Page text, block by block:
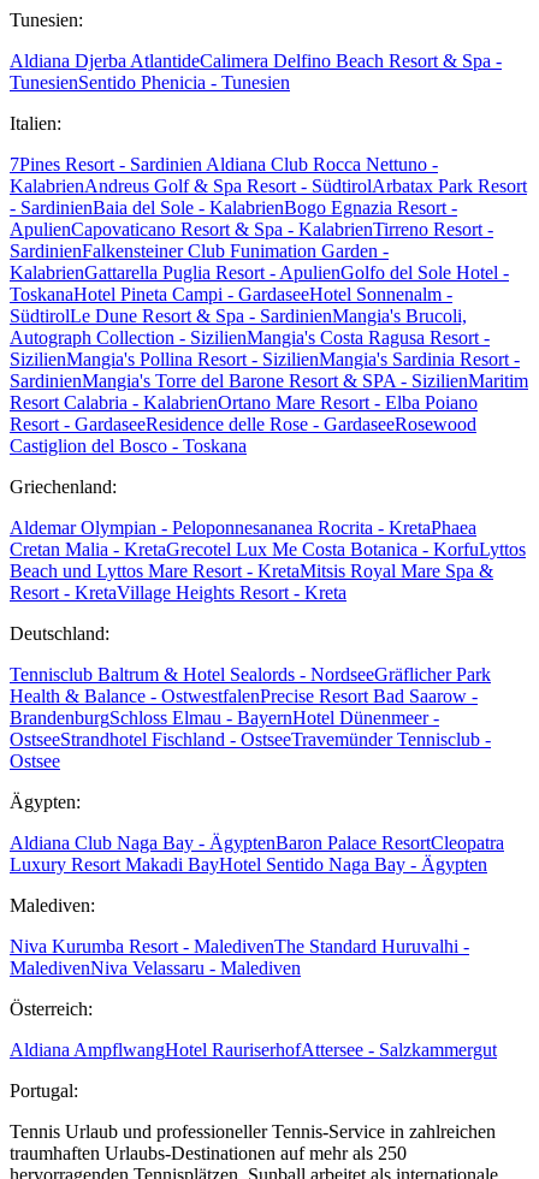
Tunesien:
Aldiana Djerba AtlantideCalimera Delfino Beach Resort & Spa -
TunesienSentido Phenicia - Tunesien
Italien:
7Pines Resort - Sardinien Aldiana Club Rocca Nettuno -
KalabrienAndreus Golf & Spa Resort - SüdtirolArbatax Park Resort
- SardinienBaia del Sole - KalabrienBogo Egnazia Resort -
ApulienCapovaticano Resort & Spa - KalabrienTirreno Resort -
SardinienFalkensteiner Club Funimation Garden -
KalabrienGattarella Puglia Resort - ApulienGolfo del Sole Hotel -
ToskanaHotel Pineta Campi - GardaseeHotel Sonnenalm -
SüdtirolLe Dune Resort & Spa - SardinienMangia's Brucoli,
Autograph Collection - SizilienMangia's Costa Ragusa Resort -
SizilienMangia's Pollina Resort - SizilienMangia's Sardinia Resort -
SardinienMangia's Torre del Barone Resort & SPA - SizilienMaritim
Resort Calabria - KalabrienOrtano Mare Resort - Elba Poiano
Resort - GardaseeResidence delle Rose - GardaseeRosewood
Castiglion del Bosco - Toskana
Griechenland:
Aldemar Olympian - Peloponnesananea Rocrita - KretaPhaea
Cretan Malia - KretaGrecotel Lux Me Costa Botanica - KorfuLyttos
Beach und Lyttos Mare Resort - KretaMitsis Royal Mare Spa &
Resort - KretaVillage Heights Resort - Kreta
Deutschland:
Tennisclub Baltrum & Hotel Sealords - NordseeGräflicher Park
Health & Balance - OstwestfalenPrecise Resort Bad Saarow -
BrandenburgSchloss Elmau - BayernHotel Dünenmeer -
OstseeStrandhotel Fischland - OstseeTravemünder Tennisclub -
Ostsee
Ägypten:
Aldiana Club Naga Bay - ÄgyptenBaron Palace ResortCleopatra
Luxury Resort Makadi BayHotel Sentido Naga Bay - Ägypten
Malediven:
Niva Kurumba Resort - MaledivenThe Standard Huruvalhi -
MaledivenNiva Velassaru - Malediven
Österreich:
Aldiana AmpflwangHotel RauriserhofAttersee - Salzkammergut
Portugal:
Tennis Urlaub und professioneller Tennis-Service in zahlreichen
traumhaften Urlaubs-Destinationen auf mehr als 250